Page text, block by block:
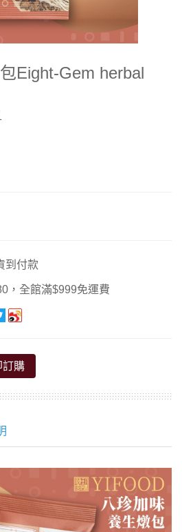
Eight-Gem herbal
到付款
，全館滿$999免運費
訂購